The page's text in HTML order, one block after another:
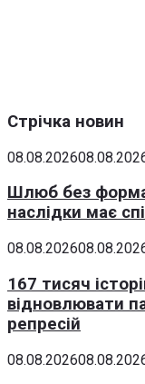
Стрічка новин
08.08.2026
Шлюб без
наслідки має
08.08.2026
167 тисяч
відновлювати
репресій
08.08.2026